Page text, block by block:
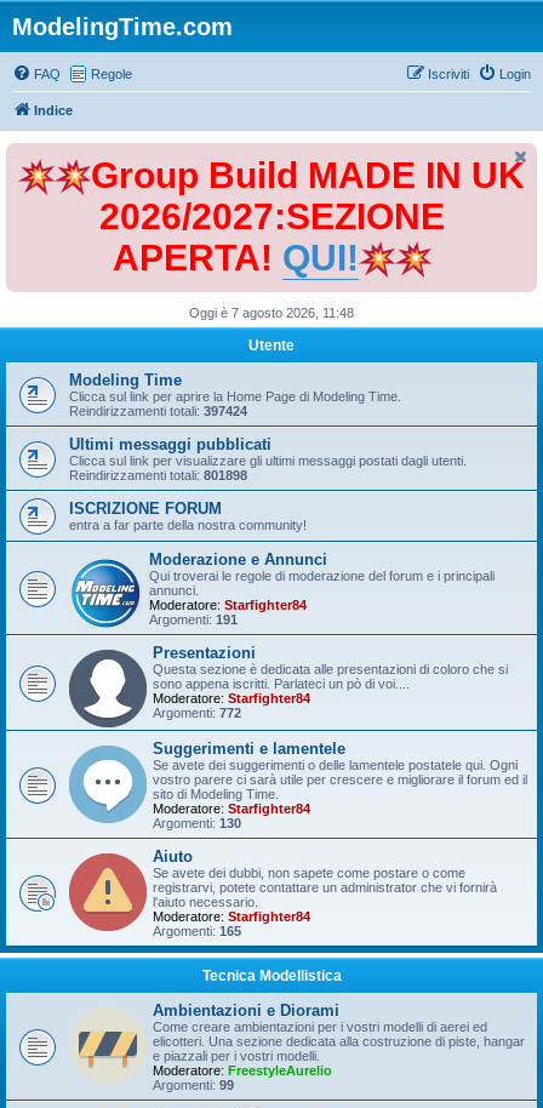
ModelingTime.com
FAQ Regole Login
Iscriviti
Indice
Group Build MADE IN UK
2026/2027:SEZIONE
APERTA! QUI!
Oggi è 7 agosto 2026, 11:48
Utente
Modeling Time
Clicca sul link per aprire la Home Page di Modeling Time.
Reindirizzamenti totali: 397424
Ultimi messaggi pubblicati
Clicca sul link per visualizzare gli ultimi messaggi postati dagli utenti.
Reindirizzamenti totali: 801898
ISCRIZIONE FORUM
entra a far parte della nostra community!
Moderazione e Annunci
Qui troverai le regole di moderazione del forum e i principali
annunci.
Moderatore: Starfighter84
Argomenti: 191
Presentazioni
Questa sezione è dedicata alle presentazioni di coloro che si
sono appena iscritti. Parlateci un pò di voi....
Moderatore: Starfighter84
Argomenti: 772
Suggerimenti e lamentele
Se avete dei suggerimenti o delle lamentele postatele qui. Ogni
vostro parere ci sarà utile per crescere e migliorare il forum ed il
sito di Modeling Time.
Moderatore: Starfighter84
Argomenti: 130
Aiuto
Se avete dei dubbi, non sapete come postare o come
registrarvi, potete contattare un administrator che vi fornirà
l'aiuto necessario.
Moderatore: Starfighter84
Argomenti: 165
Tecnica Modellistica
Ambientazioni e Diorami
Come creare ambientazioni per i vostri modelli di aerei ed
elicotteri. Una sezione dedicata alla costruzione di piste, hangar
e piazzali per i vostri modelli.
Moderatore: FreestyleAurelio
Argomenti: 99